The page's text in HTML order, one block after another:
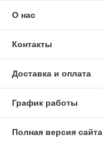
О нас
Контакты
Доставка и оплата
График работы
Полная версия сайта